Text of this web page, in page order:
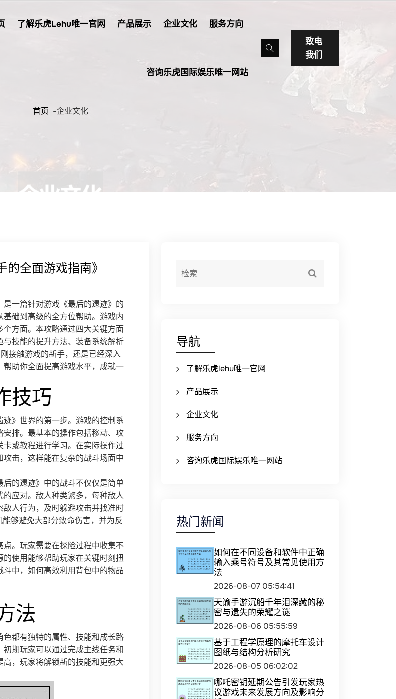
了解乐虎lehu唯一官网 产品展示 企业文化 服务方向
咨询乐虎国际娱乐唯一网站
致电
我们
首页 -企业文化
的全面游戏指南》
是一篇针对游戏《最后的遗迹》的
础到高级的全方位帮助。游戏内
方面。本攻略通过四大关键方面
技能的提升方法、装备系统解析
接触游戏的新手，还是已经深入
助你全面提高游戏水平，成就一
技巧
》世界的第一步。游戏的控制系
排。最基本的操作包括移动、攻
或教程进行学习。在实际操作过
击，这样能在复杂的战斗场面中
的遗迹》中的战斗不仅仅是简单
应对。敌人种类繁多，每种敌人
人行为，及时躲避攻击并找准时
够避免大部分致命伤害，并为反
。玩家需要在探险过程中收集不
使用能够帮助玩家在关键时刻扭
中，如何高效利用背包中的物品
法
都有独特的属性、技能和成长路
期玩家可以通过完成主线任务和
，玩家将解锁新的技能和更强大
导航
了解乐虎lehu唯一官网
产品展示
企业文化
服务方向
咨询乐虎国际娱乐唯一网站
热门新闻
如何在不同设备和软件中正确
输入乘号符号及其常见使用方
法
2026-08-07 05:54:41
天谕手游沉船千年泪深藏的秘
密与遗失的荣耀之谜
2026-08-06 05:55:59
基于工程学原理的摩托车设计
图纸与结构分析研究
2026-08-05 06:02:02
哪吒密钥延期公告引发玩家热
议游戏未来发展方向及影响分